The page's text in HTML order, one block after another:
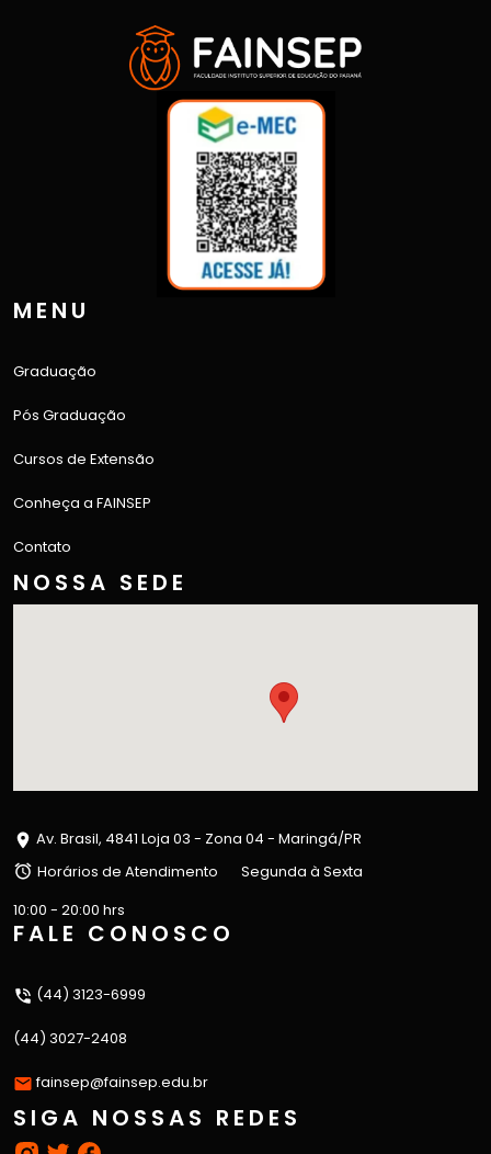
MENU
Graduação
Pós Graduação
Cursos de Extensão
Conheça a FAINSEP
Contato
NOSSA SEDE
Av. Brasil, 4841 Loja 03 - Zona 04 - Maringá/PR
Horários de Atendimento
Segunda à Sexta
10:00 - 20:00 hrs
FALE CONOSCO
(44) 3123-6999
(44) 3027-2408
fainsep@fainsep.edu.br
SIGA NOSSAS REDES